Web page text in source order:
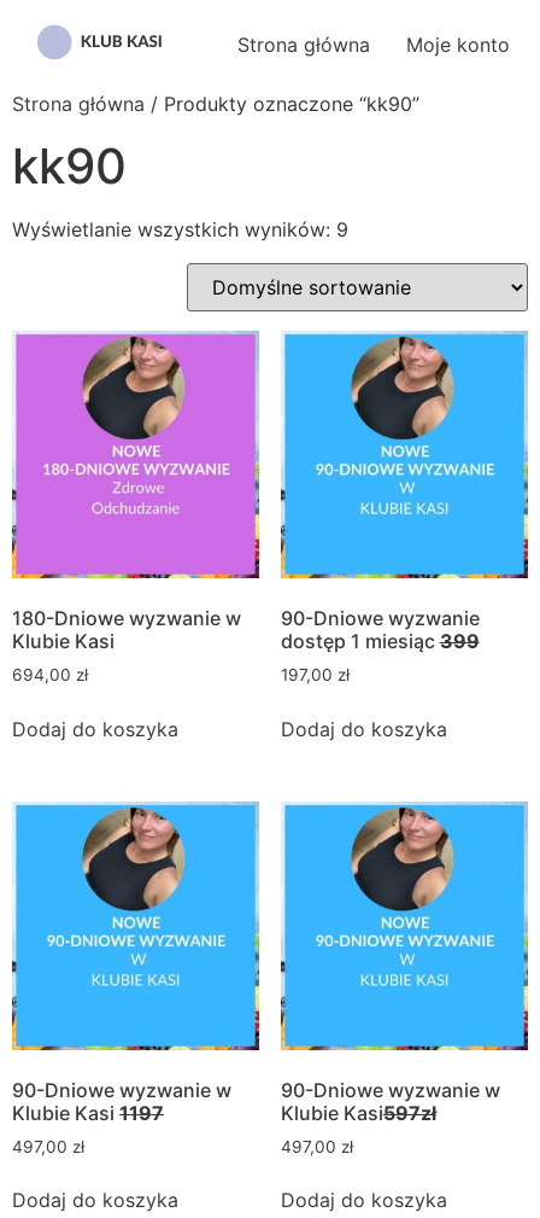
Strona główna Moje konto
Strona główna / Produkty oznaczone “kk90”
kk90
Wyświetlanie wszystkich wyników: 9
180-Dniowe wyzwanie w
Klubie Kasi
694,00 zł
Dodaj do koszyka
90-Dniowe wyzwanie
dostęp 1 miesiąc399
197,00 zł
Dodaj do koszyka
90-Dniowe wyzwanie w
Klubie Kasi 1197
497,00 zł
Dodaj do koszyka
90-Dniowe wyzwanie w
Klubie Kasi597zł
497,00 zł
Dodaj do koszyka